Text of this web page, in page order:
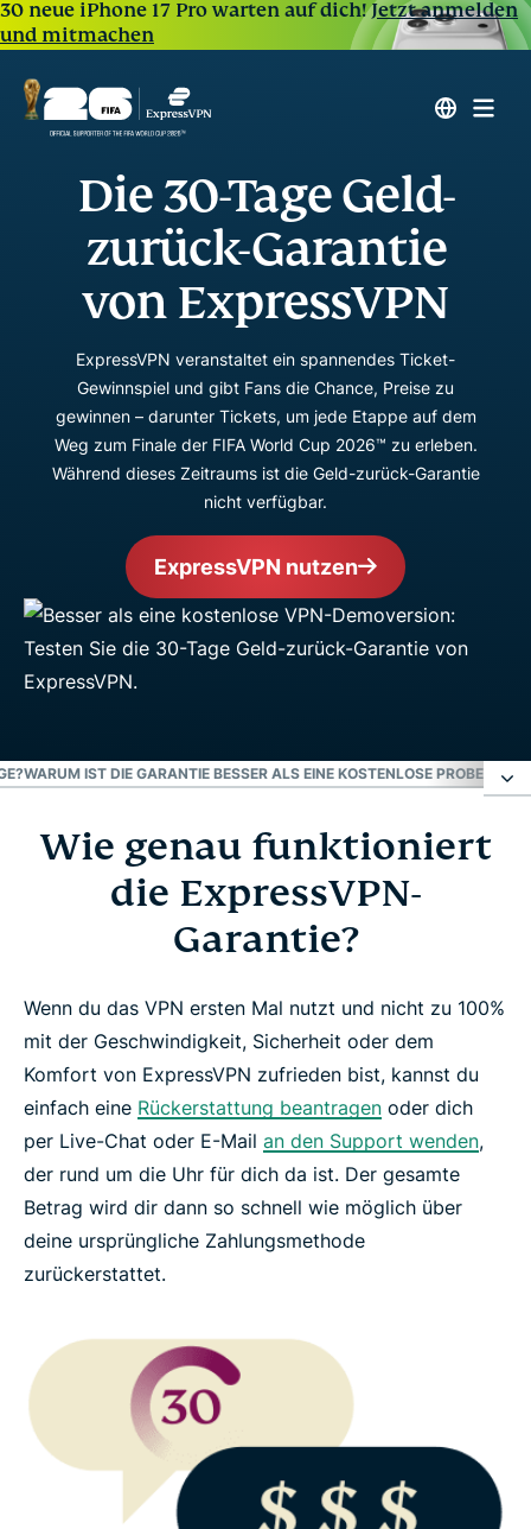
30 neue iPhone 17 Pro warten auf dich!Jetzt anmelden
und mitmachen
Die 30-Tage Geld-
zurück-Garantie
von ExpressVPN
ExpressVPN veranstaltet ein spannendes Ticket-
Gewinnspiel und gibt Fans die Chance, Preise zu
gewinnen – darunter Tickets, um jede Etappe auf dem
Weg zum Finale der FIFA World Cup 2026™ zu erleben.
Während dieses Zeitraums ist die Geld-zurück-Garantie
nicht verfügbar.
ExpressVPN nutzen
WARUM IST DIE GARANTIE BESSER ALS EINE KOSTENLOSE
Wie genau funktioniert die ExpressVPN-
Garantie?
1 Monat oder 30 Tage?
Warum ist die Garantie besser als eine kostenlose
Probeversion?
Häufig gestellte Fragen
ExpressVPN risikofrei ausprobieren
Wie genau funktioniert
die ExpressVPN-
Garantie?
Wenn du das VPN ersten Mal nutzt und nicht zu 100%
mit der Geschwindigkeit, Sicherheit oder dem
Komfort von ExpressVPN zufrieden bist, kannst du
einfach eine Rückerstattung beantragen oder dich
per Live-Chat oder E-Mail an den Support wenden,
der rund um die Uhr für dich da ist. Der gesamte
Betrag wird dir dann so schnell wie möglich über
deine ursprüngliche Zahlungsmethode
zurückerstattet.